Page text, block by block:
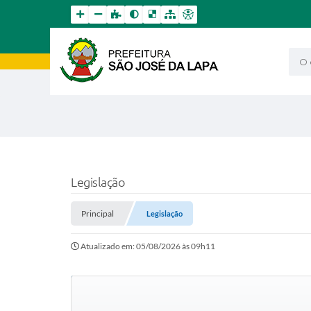
O
Legislação
Principal Legislação
Atualizado em: 05/08/2026 às 09h11